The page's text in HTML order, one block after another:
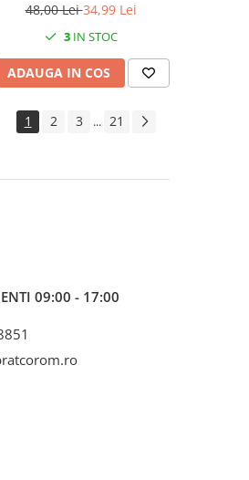
48,00 Lei34,99 Lei
3IN STOC
ADAUGA IN COS
1 2 3 ... 21
09:00 - 17:00